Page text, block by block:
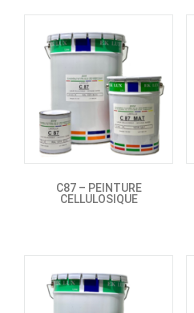
C87 – PEINTURE
CELLULOSIQUE